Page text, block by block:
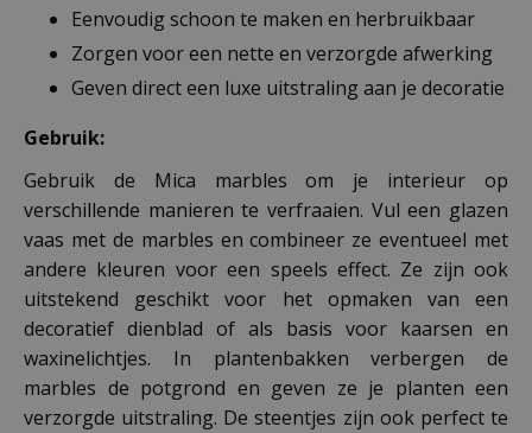
Eenvoudig schoon te maken en herbruikbaar
Zorgen voor een nette en verzorgde afwerking
Geven direct een luxe uitstraling aan je decoratie
Gebruik:
Gebruik de Mica marbles om je interieur op
verschillende manieren te verfraaien. Vul een glazen
vaas met de marbles en combineer ze eventueel met
andere kleuren voor een speels effect. Ze zijn ook
uitstekend geschikt voor het opmaken van een
decoratief dienblad of als basis voor kaarsen en
waxinelichtjes. In plantenbakken verbergen de
marbles de potgrond en geven ze je planten een
verzorgde uitstraling. De steentjes zijn ook perfect te